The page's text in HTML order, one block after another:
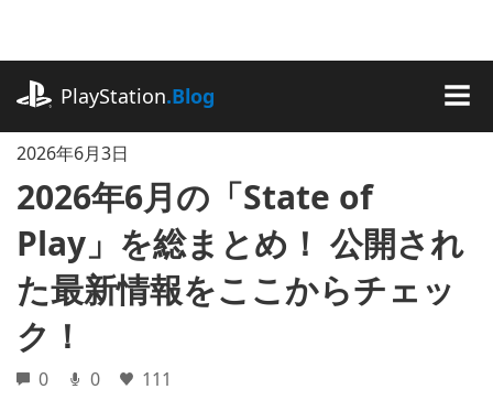
に
ッ
PlayStation.Blog
2026年6月3日
2026年6月の「State of
Play」を総まとめ！ 公開され
た最新情報をここからチェッ
ク！
0 0 111